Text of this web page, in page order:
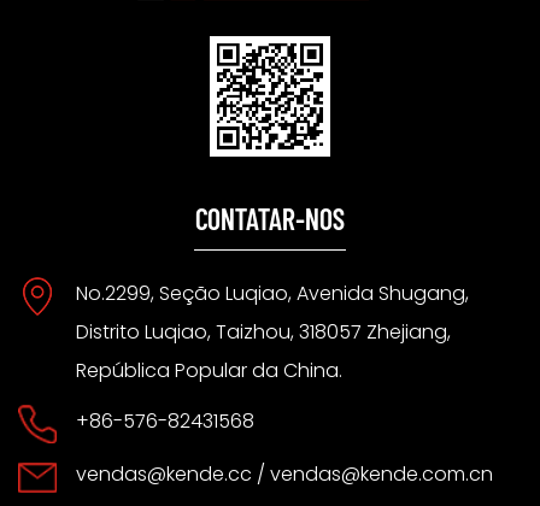
CONTATAR-NOS
No.2299, Seção Luqiao, Avenida Shugang,
Distrito Luqiao, Taizhou, 318057 Zhejiang,
República Popular da China.
+86-576-82431568
vendas@kende.cc / vendas@kende.com.cn